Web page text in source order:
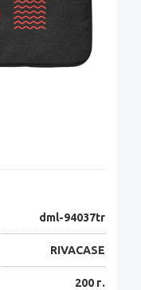
dml-94037tr
RIVACASE
200 г.